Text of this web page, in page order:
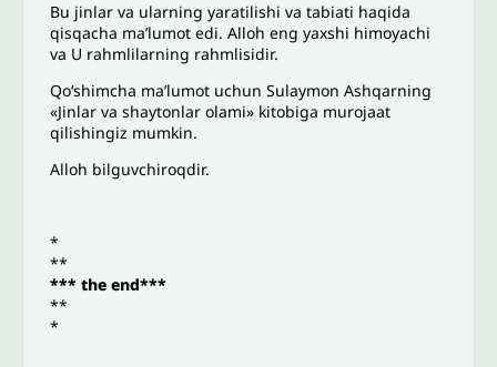
Bu jinlar va ularning yaratilishi va tabiati haqida
qisqacha ma’lumot edi. Alloh eng yaxshi himoyachi
va U rahmlilarning rahmlisidir.
Qo‘shimcha ma’lumot uchun Sulaymon Ashqarning
«Jinlar va shaytonlar olami» kitobiga murojaat
qilishingiz mumkin.
Alloh bilguvchiroqdir.
*
**
*** the end***
**
*